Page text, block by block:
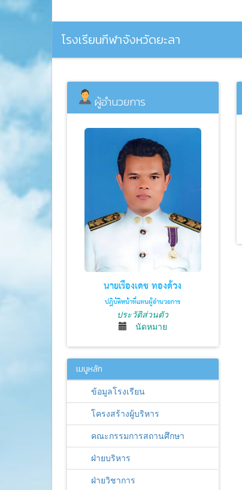
โรงเรียนกีฬาจังหวัดยะลา
ผู้อำนวยการ
นายเรืองเดช ทองด้วง
ปฎิบัติหน้าที่แทนผู้อำนวยการ
ประวัติส่วนตัว
นัดหมาย
เมนูหลัก
ข้อมูลโรงเรียน
โครงสร้างผู้บริหาร
คณะกรรมการสถานศึกษา
ฝ่ายบริหาร
ฝ่ายวิชาการ